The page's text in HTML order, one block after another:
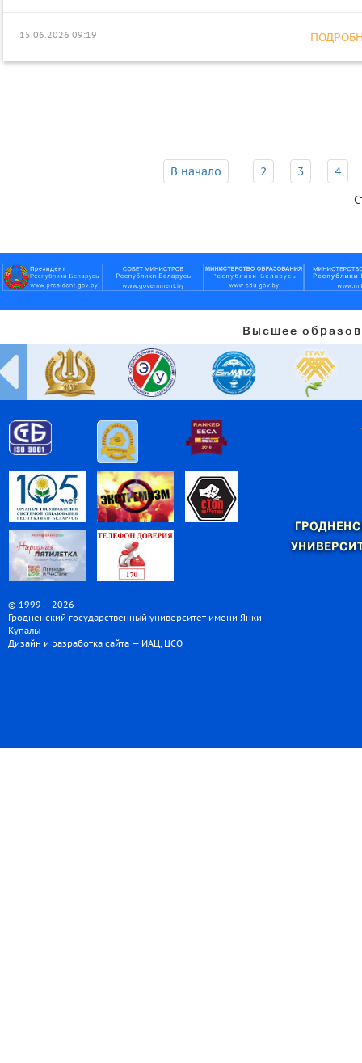
15.06.2026 09:19
В начало 2 3
4
Высшее
© 1999 – 2026
Гродненский государственный университет имени Янки
Купалы
Дизайн и разработка сайта — ИАЦ, ЦСО